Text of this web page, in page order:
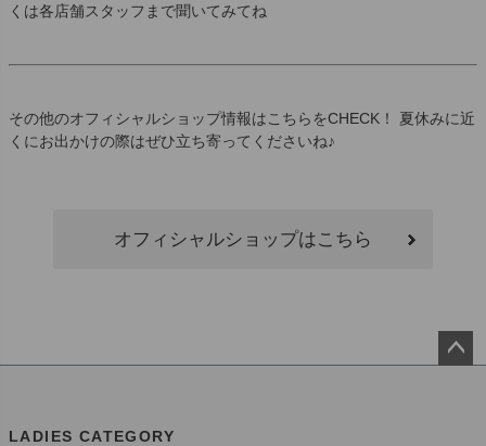
くは各店舗スタッフまで聞いてみてね
その他のオフィシャルショップ情報はこちらをCHECK！ 夏休みに近
くにお出かけの際はぜひ立ち寄ってくださいね♪
オフィシャルショップはこちら
LADIES CATEGORY